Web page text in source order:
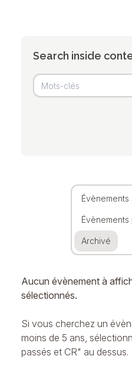
Search inside
Évènements
Évènements
Archivé
Aucun évènement à
sélectionnés.
Si vous cherchez un
moins de 5 ans,
passés et CR" au dessus.